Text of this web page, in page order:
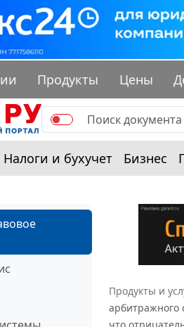
Продукты Цены
Налоги и бухучет Бизнес
Продукты и
арбитражного
что